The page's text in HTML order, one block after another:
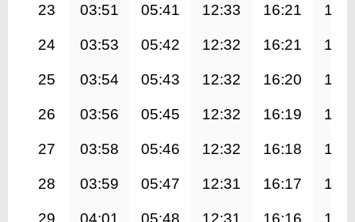
23 03:51 05:41 12:33 16:21
24 03:53 05:42 12:32 16:21
25 03:54 05:43 12:32 16:20
26 03:56 05:45 12:32 16:19
27 03:58 05:46 12:32 16:18
28 03:59 05:47 12:31 16:17
29 04:01 05:48 12:31 16:16